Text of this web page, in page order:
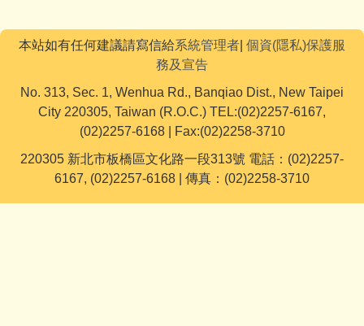
本站如有任何建議請寫信給系統管理者 個資(隱私)保護服
務及宣告
No. 313, Sec. 1, Wenhua Rd., Banqiao Dist., New Taipei
City 220305, Taiwan (R.O.C.) TEL:(02)2257-6167,
(02)2257-6168 | Fax:(02)2258-3710
220305 新北市板橋區文化路一段313號 電話：(02)2257-
6167, (02)2257-6168 | 傳真：(02)2258-3710